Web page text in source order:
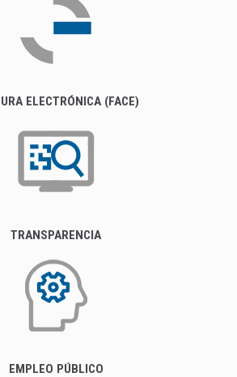
ELECTRÓNICA (FACE)
TRANSPARENCIA
EMPLEO PÚBLICO